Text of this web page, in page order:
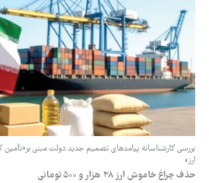
بررسی کارشناسانه پیامدهای تصمیم جدید دولت مبنی بر«تأمین
ارز»
حذف چراغ خاموش ارز ۲۸ هزار و ۵۰۰ تومانی